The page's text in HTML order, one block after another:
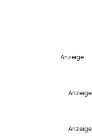
Anzeige
Anzeige
Anzeige